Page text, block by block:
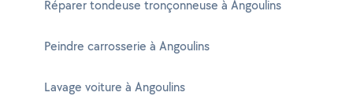
Réparer tondeuse tronçonneuse à Angoulins
Peindre carrosserie à Angoulins
Lavage voiture à Angoulins